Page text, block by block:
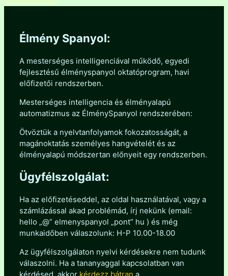
Élmény Spanyol:
A mesterséges intelligenciával működő, egyedi
fejlesztésű élményspanyol oktatóprogram, havi
előfizetői rendszerben.
Mesterséges intelligencia és élményalapú
automatizmus az ÉlménySpanyol rendszerében:
Ötvöztük a nyelvtanfolyamok fokozatosságát, a
magánoktatás személyes hangvételét és az
élményalapú módszertan előnyeit egy rendszerben.
Ügyfélszolgálat:
Ha az előfizetéseddel, az oldal használatával, vagy a
számlázással akad problémád, írj nekünk (email:
hello „@” elmenyspanyol „pont” hu ) és még
munkaidőben válaszolunk: H-P 10.00-18.00
Az ügyfélszolgálaton nyelvi kérdésekre nem tudunk
válaszolni. Ha a tananyaggal kapcsolatban van